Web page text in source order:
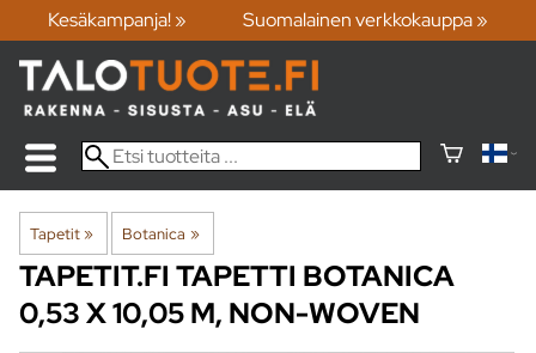
Kesäkampanja! » Suomalainen verkkokauppa »
Tapetit‪» Botanica ‪»
TAPETIT.FI TAPETTI BOTANICA
0,53 X 10,05 M, NON-WOVEN